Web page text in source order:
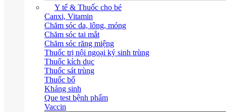
Y tế & Thuốc cho bé
Canxi, Vitamin
Chăm sóc da, lông, móng
Chăm sóc tai mắt
Chăm sóc răng miệng
Thuốc trị nội ngoại ký sinh trùng
Thuốc kích dục
Thuốc sát trùng
Thuốc bổ
Kháng sinh
Que test bệnh phẩm
Vaccin